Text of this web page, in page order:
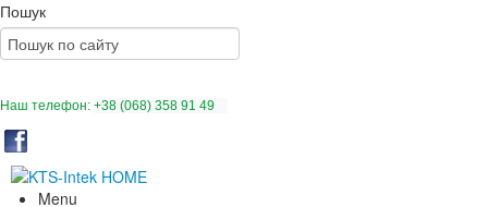
Пошук
Наш телефон: +38 (068) 358 91 49
Menu